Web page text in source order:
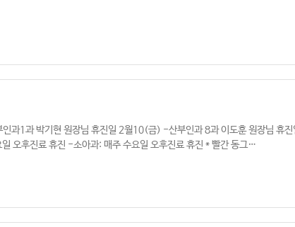
과1과 박기현 원장님 휴진일 2월10(금) -산부인과 8과 이도훈 원장님
오후진료 휴진 -소아과: 매주 수요일 오후진료 휴진 * 빨간 동그…